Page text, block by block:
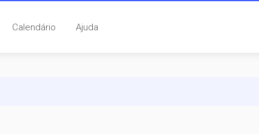
Calendário Ajuda